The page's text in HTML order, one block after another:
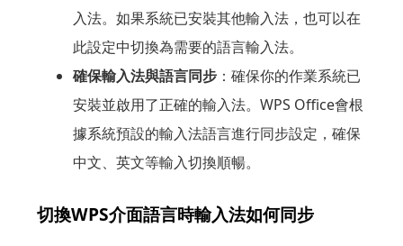
入法。如果系統已安裝其他輸入法，也可以在
此設定中切換為需要的語言輸入法。
確保輸入法與語言同步：確保你的作業系統已
安裝並啟用了正確的輸入法。WPS Office會根
據系統預設的輸入法語言進行同步設定，確保
中文、英文等輸入切換順暢。
切換WPS介面語言時輸入法如何同步